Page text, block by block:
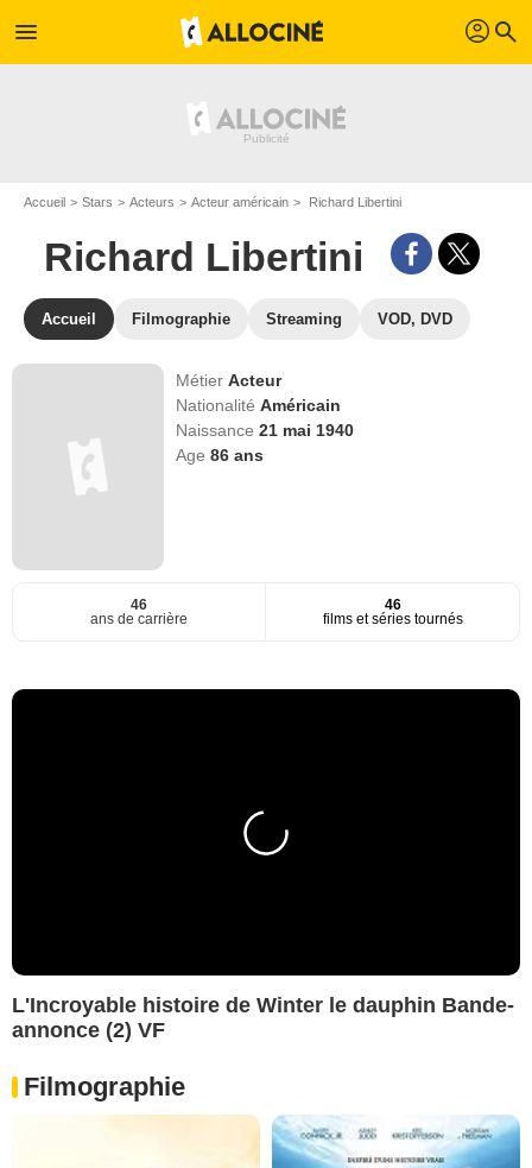
menu profil search
Accueil Stars Acteurs Acteur américain Richard Libertini
Richard Libertini
Accueil Filmographie Streaming VOD, DVD
MétierActeur
NationalitéAméricain
Naissance21 mai 1940
Age86 ans
46
ans de carrière
46
films et séries tournés
L'Incroyable histoire de Winter le dauphin Bande-
annonce (2) VF
Filmographie